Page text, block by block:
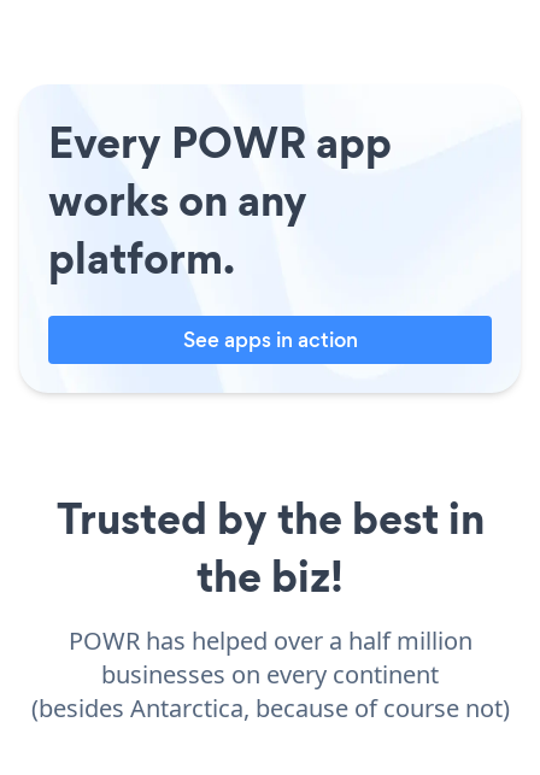
Every POWR app
works on any
platform.
See apps in action
Trusted by the best in
the biz!
POWR has helped over a half million
businesses on every continent
(besides Antarctica, because of course not)